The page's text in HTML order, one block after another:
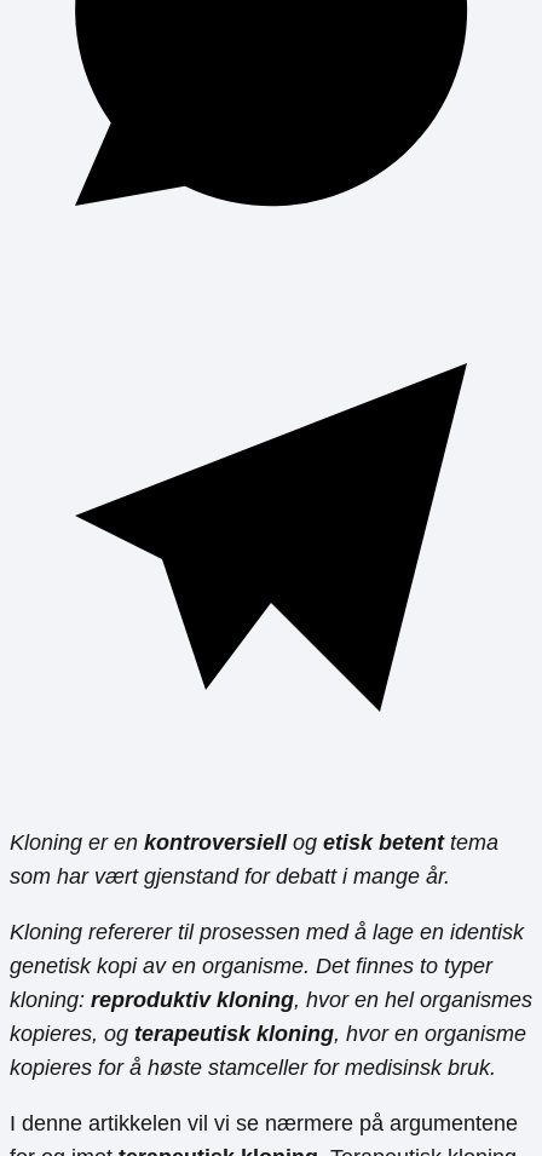
Kloning er en kontroversiellog etisk betenttema
som har vært gjenstand for debatt i mange år.
Kloning refererer til prosessen med å lage en identisk
genetisk kopi av en organisme. Det finnes to typer
kloning: reproduktiv kloning, hvor en hel organismes
kopieres, og terapeutisk kloning, hvor en organisme
kopieres for å høste stamceller for medisinsk bruk.
I denne artikkelen vil vi se nærmere på argumentene